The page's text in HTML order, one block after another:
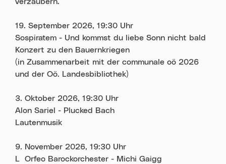
19. September 2026, 19:30 Uhr
Sospiratem - Und kommst du liebe Sonn nicht bald
Konzert zu den Bauernkriegen
(in Zusammenarbeit mit der communale oö 2026
und der Oö. Landesbibliothek)
3. Oktober 2026, 19:30 Uhr
Alon Sariel - Plucked Bach
Lautenmusik
9. November 2026, 19:30 Uhr
L´Orfeo Barockorchester - Michi Gaigg